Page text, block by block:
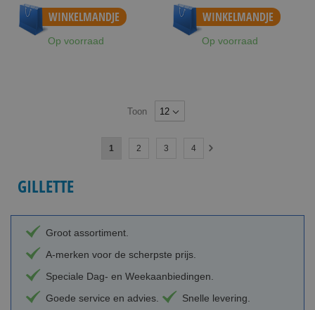
WINKELMANDJE
Op voorraad
Vanaf € 7,49
WINKELMANDJE
Op voorraad
Toon
U1 Pagina
2 Pagina
3 Pagina
4
GILLETTE
Groot assortiment.
A-merken voor de scherpste prijs.
Speciale Dag- en Weekaanbiedingen.
Goede service en advies.
Snelle levering.